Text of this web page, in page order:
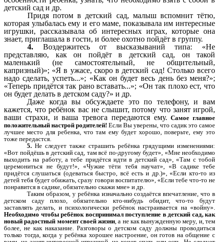
детский сад и др.
Придя потом в детский сад, малыш вспомнит тётю,
которая улыбалась ему и его маме, показывала им интересные
игрушки, рассказывала об интересных играх, которые она
знает, приглашала в гости, и более охотно пойдёт в группу.
4. Воздержитесь от высказываний типа: «Не
представляю, как он пойдёт в детский сад, он такой
маленький (не самостоятельный, не общительный,
капризный)»; «Я в ужасе, скоро в детский сад! Столько всего
надо сделать, успеть...»; «Как он будет весь день без меня?»;
«Теперь придётся так рано вставать...»; «Он так плохо ест, что
он будет делать в детском саду?» и др.
Даже когда вы обсуждаете это по телефону, и вам
кажется, что ребёнок вас не слышит, потому что занят игрой,
ваши страхи, и ваша тревога передаются ему.Самое главное
положительный настрой родителей! Если Вы уверены, что садик это самое
лучшее место для ребенка, что там ему будет хорошо, поверьте, ему это
тоже передастся.
5. Не следует также страшить ребёнка грядущими изменениями:
«Вот пойдёшь в детский сад, там всё по-другому будет», «Мне необходимо
выходить на работу, а тебе придётся идти в детский сад», «Там с тобой
церемониться не будут!», «Чужие тёти тебя научат», «В садике тебе
придётся слушаться (одеваться быстро, всё есть и др.)», «Если кто-то из
детей тебя будет обижать, сразу говори воспитателю», «Если тебе что-то не
понравится в садике, обязательно скажи мне» и др.
Таким образом, у ребёнка изначально создаётся впечатление, что в
детском саду плохо, обязательно кто-нибудь обидит, что-то будут
заставлять делать, и психологически ребёнок настраивается на «войну».
Необходимо чтобы ребёнок воспринимал поступление в детский сад, как
новый радостный момент своей жизни, а не как вынужденную меру, и, тем
более, не как наказание. Разговоры о детском саду должны проводиться
только тогда, когда у ребёнка хорошее настроение, он готов на общение с